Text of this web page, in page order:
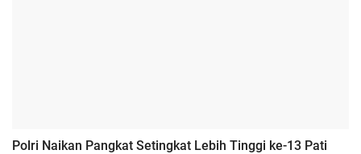
Polri Naikan Pangkat Setingkat Lebih Tinggi ke-13 Pati